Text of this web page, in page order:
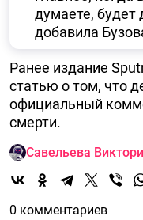
думаете, будет
добавила
Ранее издание
статью о том, что
официальный
смерти.
Савельева
0 комментариев